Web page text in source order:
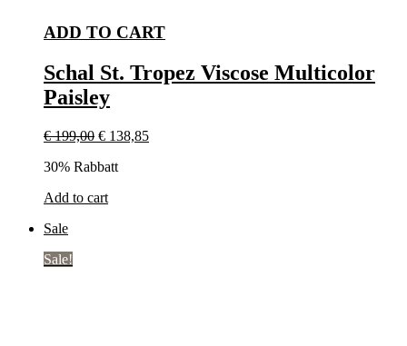
ADD TO CART
Schal St. Tropez Viscose Multicolor
Paisley
€199,00 € 138,85
30% Rabbatt
Add to cart
Sale
Sale!